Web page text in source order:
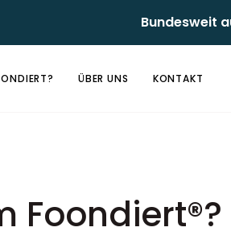
Bundesweit
ÜBER UNS KONTAKT
Foondiert®?